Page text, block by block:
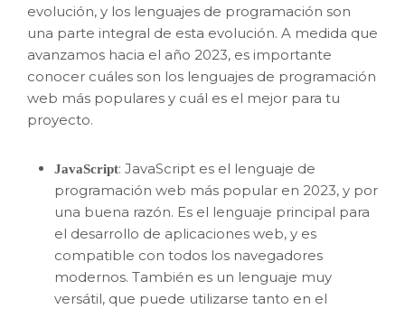
evolución, y los lenguajes de programación son
una parte integral de esta evolución. A medida que
avanzamos hacia el año 2023, es importante
conocer cuáles son los lenguajes de programación
web más populares y cuál es el mejor para tu
proyecto.
JavaScript: JavaScript es el lenguaje de
programación web más popular en 2023, y por
una buena razón. Es el lenguaje principal para
el desarrollo de aplicaciones web, y es
compatible con todos los navegadores
modernos. También es un lenguaje muy
versátil, que puede utilizarse tanto en el